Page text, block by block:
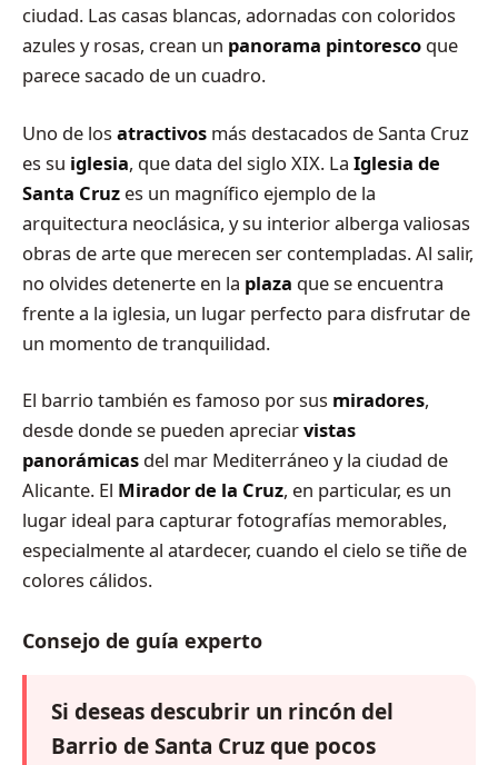
ciudad. Las casas blancas, adornadas con coloridos
azules y rosas, crean un panorama pintoresco que
parece sacado de un cuadro.
Uno de losatractivos más destacados de Santa Cruz
es su iglesia, que data del siglo XIX. La Iglesia de
Santa Cruz es un magnífico ejemplo de la
arquitectura neoclásica, y su interior alberga valiosas
obras de arte que merecen ser contempladas. Al salir,
no olvides detenerte en la plaza que se encuentra
frente a la iglesia, un lugar perfecto para disfrutar de
un momento de tranquilidad.
El barrio también es famoso por sus miradores,
desde donde se pueden apreciarvistas
panorámicas del mar Mediterráneo y la ciudad de
Alicante. El Mirador de la Cruz, en particular, es un
lugar ideal para capturar fotografías memorables,
especialmente al atardecer, cuando el cielo se tiñe de
colores cálidos.
Consejo de guía experto
Si deseas descubrir un rincón del
Barrio de Santa Cruz que pocos